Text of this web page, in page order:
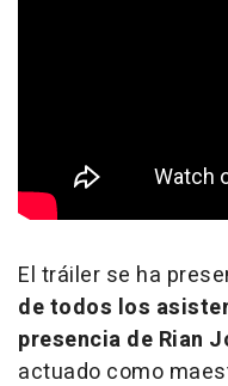
El tráiler se ha
de todos los
presencia de Rian
actuado como